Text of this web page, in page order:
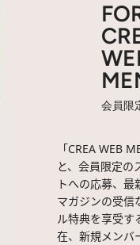
会員限
「CREA WEB
と、会員限定の
トへの応募、
マガジンの受信
ル特典を享受す
在、新規メンバ